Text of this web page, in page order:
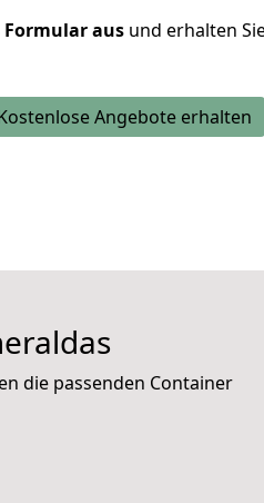
Formular aus und erhalten
Angebote erhalten
die passenden Container